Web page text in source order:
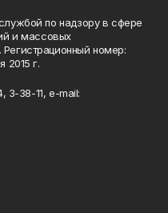
по надзору в сфере
и массовых
номер:
2015 г.
3-38-11, e-mail: